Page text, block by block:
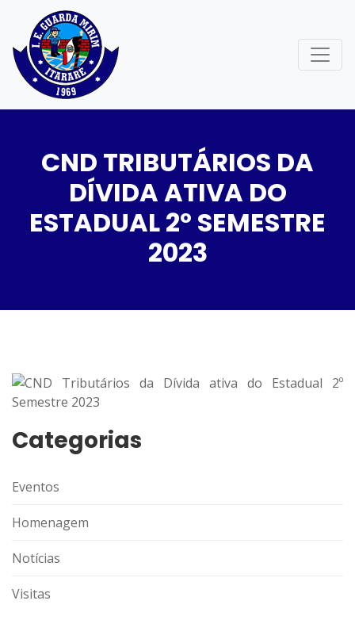
CND TRIBUTÁRIOS DA
DÍVIDA ATIVA DO
ESTADUAL 2º SEMESTRE
2023
Categorias
Eventos
Homenagem
Notícias
Visitas